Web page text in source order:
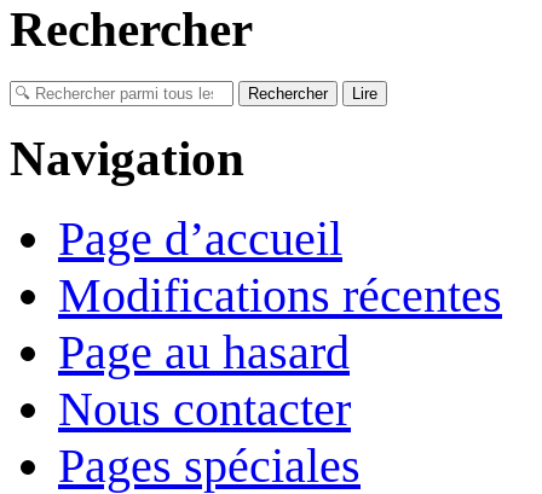
Rechercher
Navigation
Page d’accueil
Modifications récentes
Page au hasard
Nous contacter
Pages spéciales